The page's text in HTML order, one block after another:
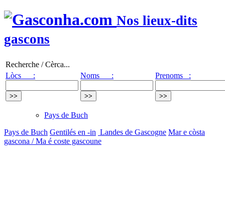
Nos lieux-dits
gascons
Recherche / Cèrca...
Lòcs :
Noms : Prenoms :
Pays de Buch
Pays de Buch Gentilés en -in Landes de Gascogne Mar e còsta
gascona / Ma é coste gascoune